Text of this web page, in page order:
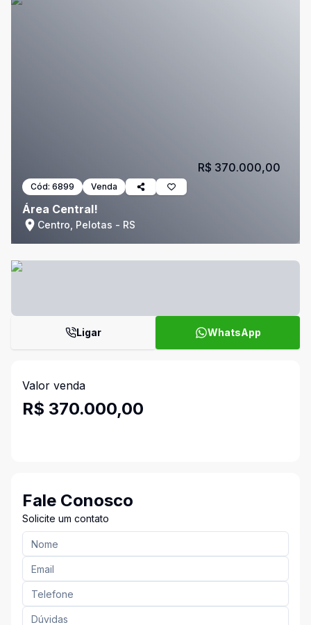
Cód: 6899 Venda
Área Central!
Centro, Pelotas - RS
R$ 370.000,00
Ligar WhatsApp
Valor venda
R$ 370.000,00
Fale Conosco
Solicite um contato